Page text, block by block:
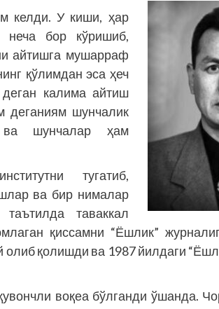
келди. У киши, ҳар
неча бор кўришиб,
айтишга мушарраф
қўлимдан эса ҳеч
деган калима айтиш
деганиям шунчалик
шунчалар ҳам
тугатиб,
ва бир нималар
таваккал
қиссамни “Ёшлик”
қолишди ва 1987 йилдаги
воқеа бўлганди ўшанда.